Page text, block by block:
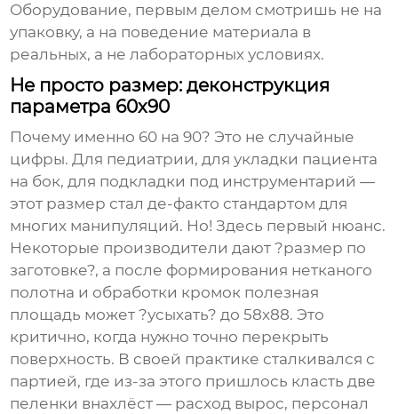
Оборудование, первым делом смотришь не на
упаковку, а на поведение материала в
реальных, а не лабораторных условиях.
Не просто размер: деконструкция
параметра 60х90
Почему именно 60 на 90? Это не случайные
цифры. Для педиатрии, для укладки пациента
на бок, для подкладки под инструментарий —
этот размер стал де-факто стандартом для
многих манипуляций. Но! Здесь первый нюанс.
Некоторые производители дают ?размер по
заготовке?, а после формирования нетканого
полотна и обработки кромок полезная
площадь может ?усыхать? до 58х88. Это
критично, когда нужно точно перекрыть
поверхность. В своей практике сталкивался с
партией, где из-за этого пришлось класть две
пеленки внахлёст — расход вырос, персонал